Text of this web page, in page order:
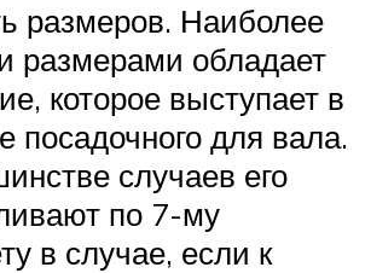
размеров. Наиболее
размерами обладает
которое выступает в
посадочного для вала.
случаев его
по 7-му
в случае, если к